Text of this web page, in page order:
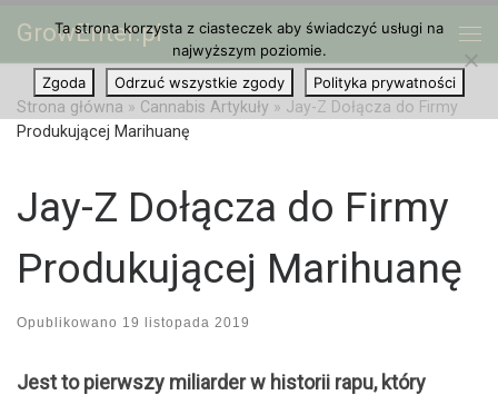
Przejdź do treści
GrowEnter.pl
Strona główna » Cannabis Artykuły » Jay-Z Dołącza do Firmy
Produkującej Marihuanę
Jay-Z Dołącza do Firmy
Produkującej Marihuanę
Opublikowano 19 listopada 2019
Jest to pierwszy miliarder w historii rapu, który
Ta strona korzysta z ciasteczek aby świadczyć usługi na
najwyższym poziomie.
Zgoda
Odrzuć wszystkie zgody Polityka prywatności